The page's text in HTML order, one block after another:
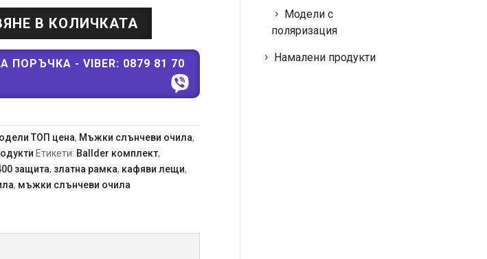
В КОЛИЧКАТА
ПОРЪЧКА - VIBER: 0879 81 70
ТОП цена, Мъжки слънчеви очила,
Етикети: Ballder комплект,
защита, златна рамка, кафяви лещи,
, мъжки слънчеви очила
Модели с
поляризация
Намалени продукти